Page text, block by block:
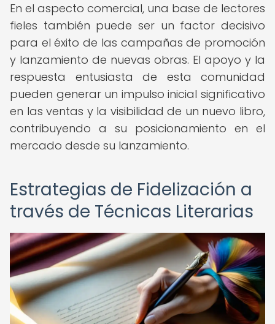
En el aspecto comercial, una base de lectores
fieles también puede ser un factor decisivo
para el éxito de las campañas de promoción
y lanzamiento de nuevas obras. El apoyo y la
respuesta entusiasta de esta comunidad
pueden generar un impulso inicial significativo
en las ventas y la visibilidad de un nuevo libro,
contribuyendo a su posicionamiento en el
mercado desde su lanzamiento.
Estrategias de Fidelización a
través de Técnicas Literarias